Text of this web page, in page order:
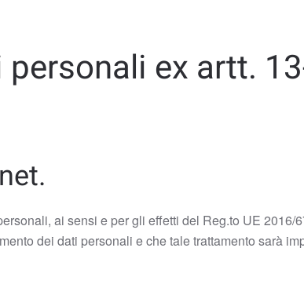
ex artt.
ai sensi e per gli effetti del Reg.to UE 2016/
dei dati personali e che tale trattamento sarà